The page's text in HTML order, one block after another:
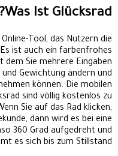
Was Ist Glücksrad?
Tool, das Nutzern die
ist auch ein farbenfrohes
Sie mehrere Eingaben
Gewichtung ändern und
können. Die mobilen
sind völlig kostenlos zu
Sie auf das Rad klicken,
dann wird es bei eine
360 Grad aufgedreht und
es sich bis zum Stillstand.